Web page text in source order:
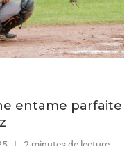
entame parfaite